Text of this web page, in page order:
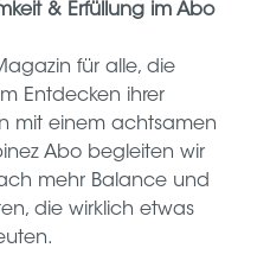
& Erfüllung im Abo
für alle, die
Entdecken ihrer
mit einem achtsamen
Abo begleiten wir
mehr Balance und
die wirklich etwas